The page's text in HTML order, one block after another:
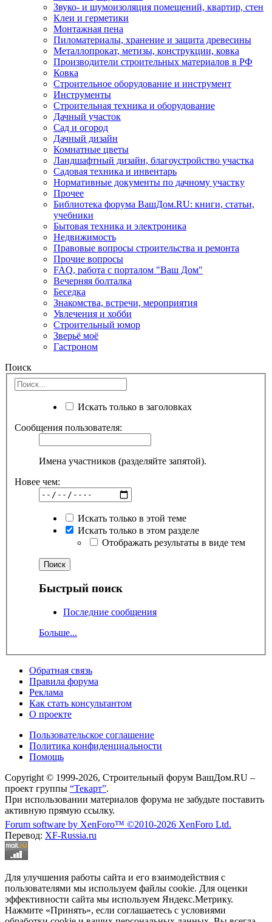
Звуко- и шумоизоляция помещений, квартир, стен
Клеи и герметики
Монтажная пена
Пиломатериалы, хранение и защита древесины
Металлопрокат, метизы, конструкции, ковка
Производители строительных материалов в РФ
Ковка
Строительное оборудование и инструмент
Инструменты
Строительная техника и оборудование
Дачный участок
Сад и огород
Дачный дизайн
Комнатные цветы
Ландшафтный дизайн, благоустройство участка
Садовая техника и инвентарь
Нормативные документы по дачному участку
Прочее
Библиотека форума ВашДом.RU: книги, статьи,
учебники
Бытовая техника и электроника
Недвижимость
Правовые вопросы строительства и ремонта
Прочие вопросы
FAQ, работа с порталом "Ваш Дом"
Вечерняя болталка
Беседка
Знакомства, встречи, мероприятия
Увлечения и хобби
Строительный юмор
Зверьё моё
Гастроном
Поиск
Искать только в заголовках
Сообщения пользователя:
Имена участников (разделяйте запятой).
Новее чем:
Искать только в этой теме
Искать только в этом разделе
Отображать результаты в виде тем
Быстрый поиск
Последние сообщения
Больше...
Обратная связь
Правила форума
Реклама
Как стать консультантом
О проекте
Пользовательское соглашение
Политика конфиденциальности
Помощь
Copyright © 1999-2026, Строительный форум ВашДом.RU –
проект группы “Текарт”.
При использовании материалов форума не забудьте поставить
активную прямую ссылку.
Forum software by XenForo™ ©2010-2026 XenForo Ltd.
Перевод: XF-Russia.ru
Для улучшения работы сайта и его взаимодействия с
пользователями мы используем файлы cookie. Для оценки
эффективности сайта мы используем Яндекс.Метрику.
Нажмите «Принять», если соглашаетесь с условиями